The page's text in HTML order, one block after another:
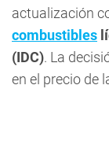
actualización
combustibles
(IDC). La
en el precio de